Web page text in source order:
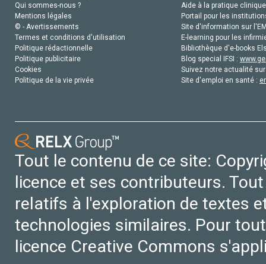
Qui sommes-nous ?
Mentions légales
© - Avertissements
Termes et conditions d'utilisation
Politique rédactionnelle
Politique publicitaire
Cookies
Politique de la vie privée
Aide à la pratique
Portail pour les
Site d'information sur
E-learning pour les
Bibliothèque d'e-books
Blog special IFSI :
Suivez notre actualité
Site d'emploi en santé :
Tout le contenu de ce site:
licence et ses contributeurs.
relatifs à l'exploration de textes
technologies similaires. Pour
licence Creative Commons